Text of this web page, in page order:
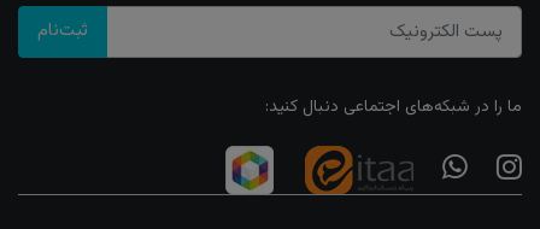
ثبت‌نام
ما را در شبکه‌های اجتماعی دنبال کنید: